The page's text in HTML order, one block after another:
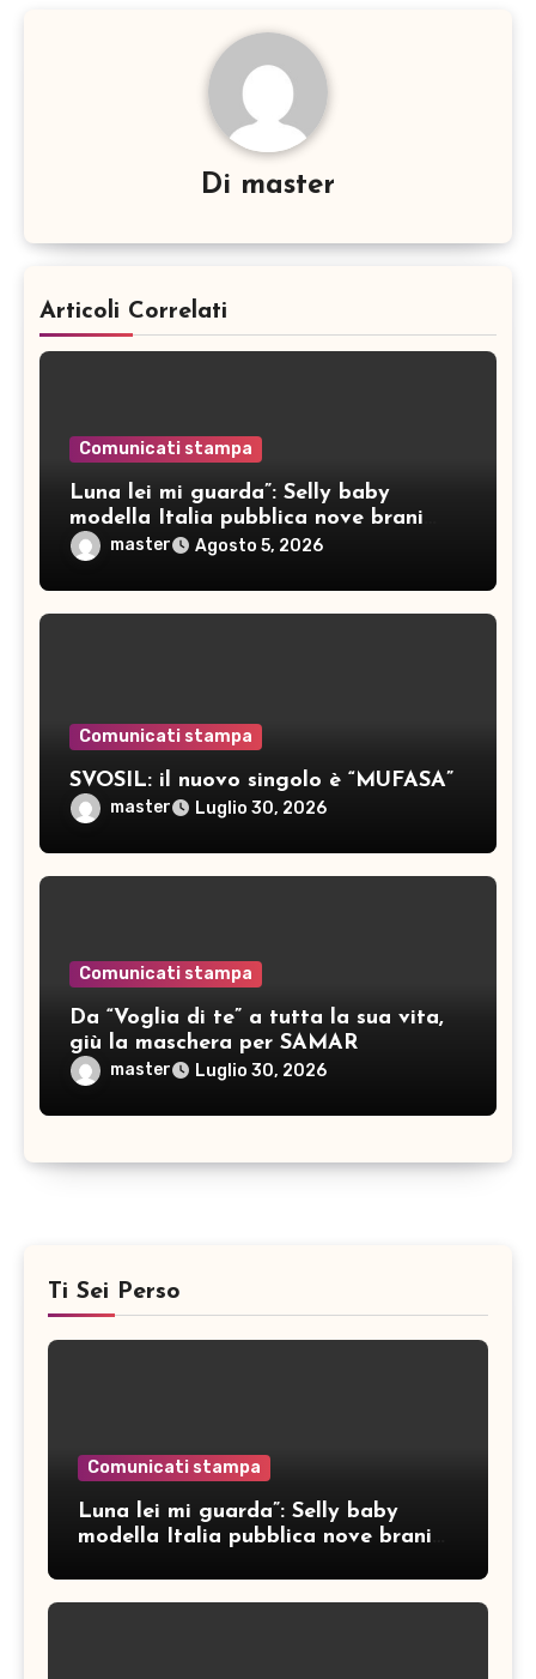
Di master
Articoli Correlati
Comunicati stampa
Luna lei mi guarda”: Selly baby
modella Italia pubblica nove brani
ineditimaster Agosto 5, 2026
Comunicati stampa
SVOSIL: il nuovo singolo è “MUFASA”
master Luglio 30, 2026
Comunicati stampa
Da “Voglia di te” a tutta la sua vita,
giù la maschera per SAMAR
master Luglio 30, 2026
Ti Sei Perso
Comunicati stampa
Luna lei mi guarda”: Selly baby
modella Italia pubblica nove brani